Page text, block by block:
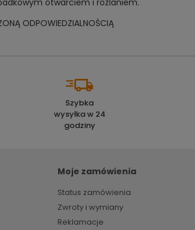
ODPOWIEDZIALNOŚCIĄ
Szybka
wysyłka w 24
godziny
Moje zamówienia
Status zamówienia
Zwroty i wymiany
Reklamacje